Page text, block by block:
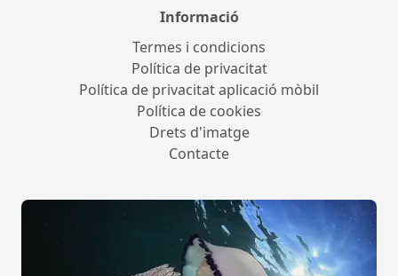
Informació
Termes i condicions
Política de privacitat
Política de privacitat aplicació mòbil
Política de cookies
Drets d'imatge
Contacte